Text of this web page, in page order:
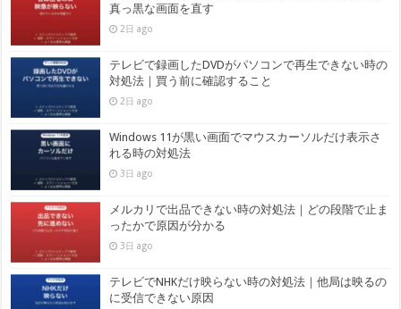
真っ黒な画面を直す
2日 ago
テレビで録画したDVDがパソコンで再生できない時の
対処法｜買う前に確認すること
2日 ago
Windows 11が黒い画面でマウスカーソルだけ表示さ
れる時の対処法
3日 ago
メルカリで出品できない時の対処法｜どの段階で止ま
ったかで原因が分かる
3日 ago
テレビでNHKだけ映らない時の対処法｜他局は映るの
に受信できない原因